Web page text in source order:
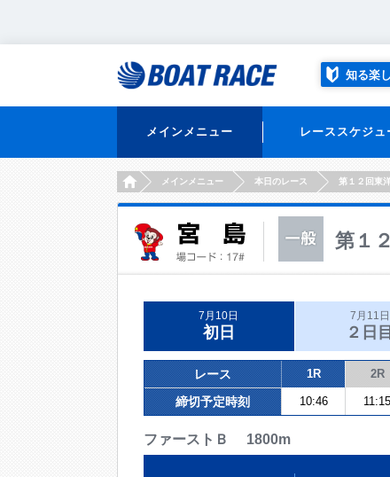
知る楽
メインメニュー レーススケジュ
HOMEメインメニュー 本日のレース 第１２回東
第１
7月10日
初日
7月11日
２日目
レース 1R 2R
締切予定時刻 10:46 11:15
ファーストＢ 1800m